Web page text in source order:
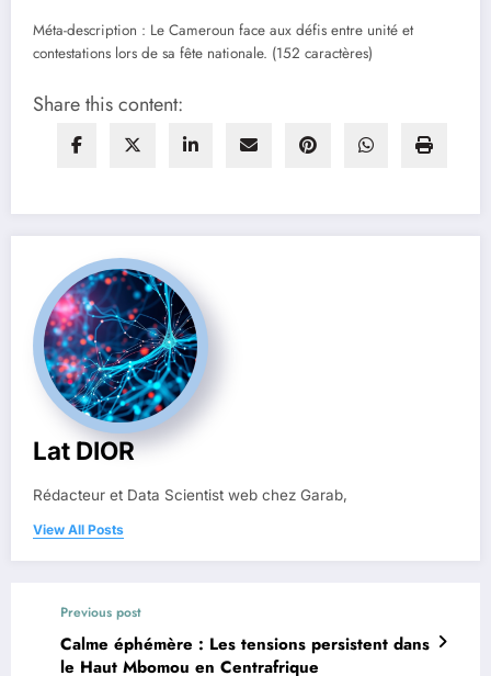
Méta-description : Le Cameroun face aux défis entre unité et
contestations lors de sa fête nationale. (152 caractères)
Share this content:
Lat DIOR
Rédacteur et Data Scientist web chez Garab,
View All Posts
Previous post
Calme éphémère : Les tensions persistent dans
le Haut Mbomou en Centrafrique